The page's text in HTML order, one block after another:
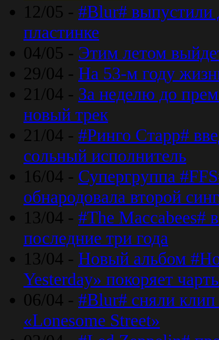
12/05 - #Blur# выпустили
пластинке
04/05 - Этим летом
29/04 - На 53-м году
21/04 - За неделю до
новый трек
21/04 - #Ринго Старр#
сольный исполнитель
16/04 - Супергруппа
обнародовала второй
13/04 - #The Maccabees#
последние три года
13/04 - Новый альбом
Yesterday» покоряет
06/04 - #Blur# сняли клип
«Lonesome Street»